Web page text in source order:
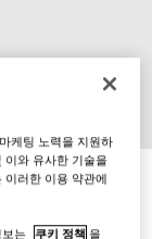
케팅 노력을 지원하
이와 유사한 기술을
이러한 이용 약관에
는 쿠키 정책 을